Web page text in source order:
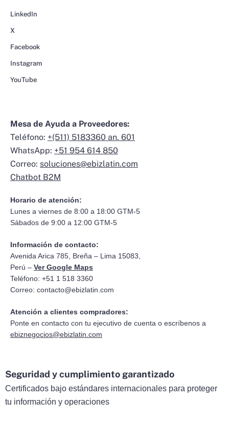
LinkedIn
X
Facebook
Instagram
YouTube
Mesa de Ayuda a Proveedores:
Teléfono: +(511) 5183360 an. 601
WhatsApp: +51 954 614 850
Correo: soluciones@ebizlatin.com
Chatbot B2M
Horario de atención:
Lunes a viernes de 8:00 a 18:00 GTM-5
Sábados de 9:00 a 12:00 GTM-5
Información de contacto:
Avenida Arica 785, Breña – Lima 15083,
Perú – Ver Google Maps
Teléfono: +51 1 518 3360
Correo: contacto@ebizlatin.com
Atención a clientes compradores:
Ponte en contacto con tu ejecutivo de cuenta o escríbenos a
ebiznegocios@ebizlatin.com
Seguridad y cumplimiento garantizado
Certificados bajo estándares internacionales para proteger
tu información y operaciones